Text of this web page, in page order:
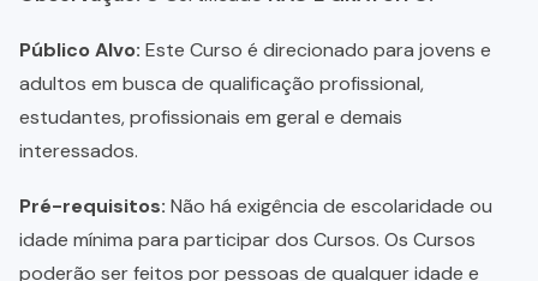
Público Alvo: Este Curso é direcionado para jovens e
adultos em busca de qualificação profissional,
estudantes, profissionais em geral e demais
interessados.
Pré-requisitos: Não há exigência de escolaridade ou
idade mínima para participar dos Cursos. Os Cursos
poderão ser feitos por pessoas de qualquer idade e